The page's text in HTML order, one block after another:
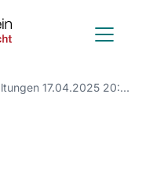
Deutscher
Anwalt
Verein
Anmeldung zu Veranstaltungen 17.04.2025 20:29:29